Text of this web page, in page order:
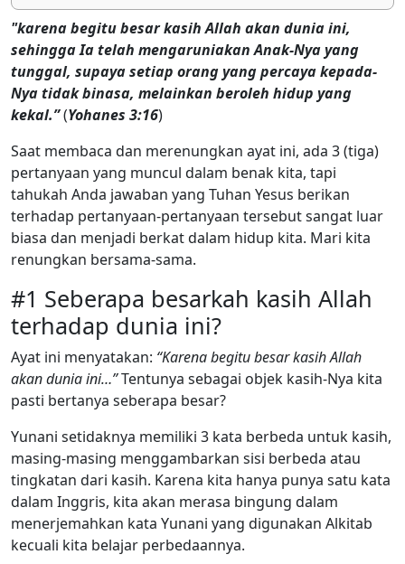
"karena begitu besar kasih Allah akan dunia ini,
sehingga Ia telah mengaruniakan Anak-Nya yang
tunggal, supaya setiap orang yang percaya kepada-
Nya tidak binasa, melainkan beroleh hidup yang
kekal.”(Yohanes 3:16)
Saat membaca dan merenungkan ayat ini, ada 3 (tiga)
pertanyaan yang muncul dalam benak kita, tapi
tahukah Anda jawaban yang Tuhan Yesus berikan
terhadap pertanyaan-pertanyaan tersebut sangat luar
biasa dan menjadi berkat dalam hidup kita. Mari kita
renungkan bersama-sama.
#1 Seberapa besarkah kasih Allah
terhadap dunia ini?
Ayat ini menyatakan: “Karena begitu besar kasih Allah
akan dunia ini…”Tentunya sebagai objek kasih-Nya kita
pasti bertanya seberapa besar?
Yunani setidaknya memiliki 3 kata berbeda untuk kasih,
masing-masing menggambarkan sisi berbeda atau
tingkatan dari kasih. Karena kita hanya punya satu kata
dalam Inggris, kita akan merasa bingung dalam
menerjemahkan kata Yunani yang digunakan Alkitab
kecuali kita belajar perbedaannya.